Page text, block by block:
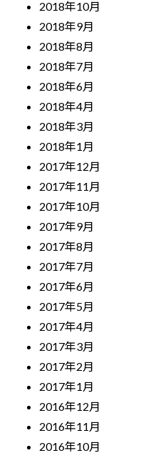
2018年10月
2018年9月
2018年8月
2018年7月
2018年6月
2018年4月
2018年3月
2018年1月
2017年12月
2017年11月
2017年10月
2017年9月
2017年8月
2017年7月
2017年6月
2017年5月
2017年4月
2017年3月
2017年2月
2017年1月
2016年12月
2016年11月
2016年10月